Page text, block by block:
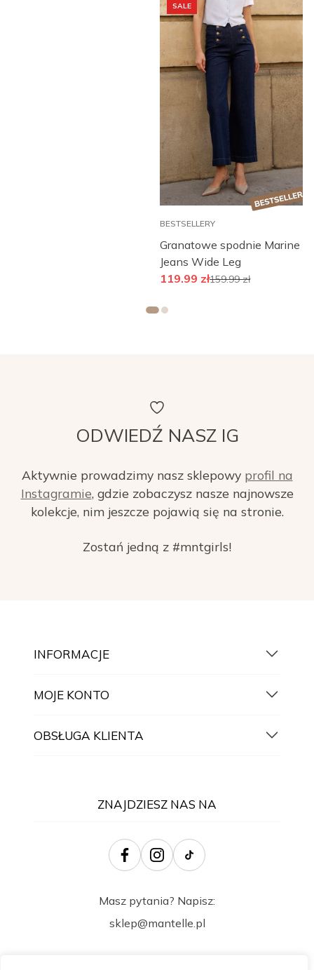
SALE
BESTSELLERY
Granatowe spodnie Marine
Jeans Wide Leg
119.99 zł159.99zł
ODWIEDŹ NASZ IG
Aktywnie prowadzimy nasz sklepowy profil na
Instagramie, gdzie zobaczysz nasze najnowsze
kolekcje, nim jeszcze pojawią się na stronie.
Zostań jedną z #mntgirls!
INFORMACJE
MOJE KONTO
OBSŁUGA KLIENTA
ZNAJDZIESZ NAS NA
Masz pytania? Napisz:
sklep@mantelle.pl